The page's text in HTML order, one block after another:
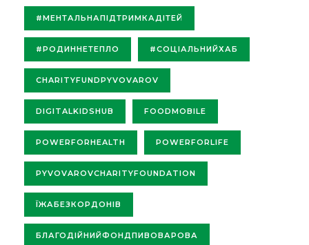
#МЕНТАЛЬНАПІДТРИМКАДІТЕЙ
#РОДИННЕТЕПЛО #СОЦІАЛЬНИЙХАБ
CHARITYFUNDPYVOVAROV
DIGITALKIDSHUB FOODMOBILE
POWERFORHEALTH POWERFORLIFE
PYVOVAROVCHARITYFOUNDATION
ЇЖАБЕЗКОРДОНІВ
БЛАГОДІЙНИЙФОНДПИВОВАРОВА